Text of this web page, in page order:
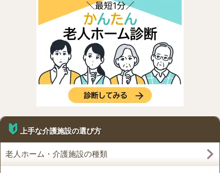
上手な介護施設の選び方
老人ホーム・介護施設の種類